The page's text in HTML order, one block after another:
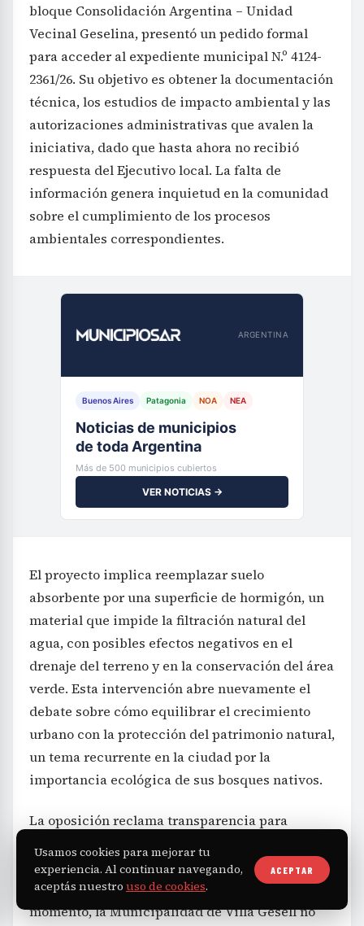
bloque Consolidación Argentina – Unidad
Vecinal Geselina, presentó un pedido formal
para acceder al expediente municipal N.º 4124-
2361/26. Su objetivo es obtener la documentación
técnica, los estudios de impacto ambiental y las
autorizaciones administrativas que avalen la
iniciativa, dado que hasta ahora no recibió
respuesta del Ejecutivo local. La falta de
información genera inquietud en la comunidad
sobre el cumplimiento de los procesos
ambientales correspondientes.
ARGENTINA
Buenos Aires Patagonia NOA NEA
Noticias de municipios
de toda Argentina
Más de 500 municipios cubiertos
VER NOTICIAS →
El proyecto implica reemplazar suelo
absorbente por una superficie de hormigón, un
material que impide la filtración natural del
agua, con posibles efectos negativos en el
drenaje del terreno y en la conservación del área
verde. Esta intervención abre nuevamente el
debate sobre cómo equilibrar el crecimiento
urbano con la protección del patrimonio natural,
un tema recurrente en la ciudad por la
importancia ecológica de sus bosques nativos.
La oposición reclama transparencia para
despejar dudas y garantizar que la obra cumple
con las normativas ambientales y
administrativas antes de avanzar. Hasta el
momento, la Municipalidad de Villa Gesell no
Usamos cookies para mejorar tu
experiencia. Al continuar navegando,
aceptás nuestro uso de cookies.
ACEPTAR